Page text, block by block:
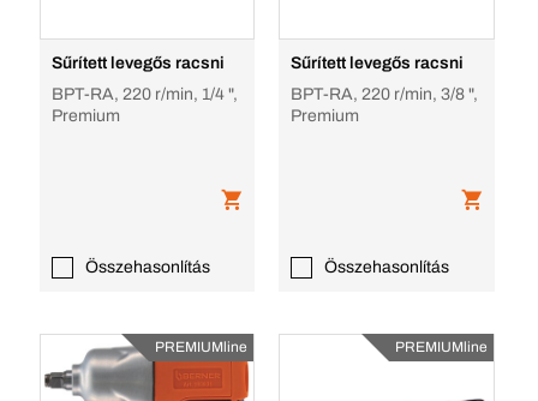
Sűrített levegős racsni
BPT-RA, 220 r/min, 1/4 ",
Premium
Összehasonlítás
Sűrített levegős racsni
BPT-RA, 220 r/min, 3/8 ",
Premium
Összehasonlítás
PREMIUMline PREMIUMline